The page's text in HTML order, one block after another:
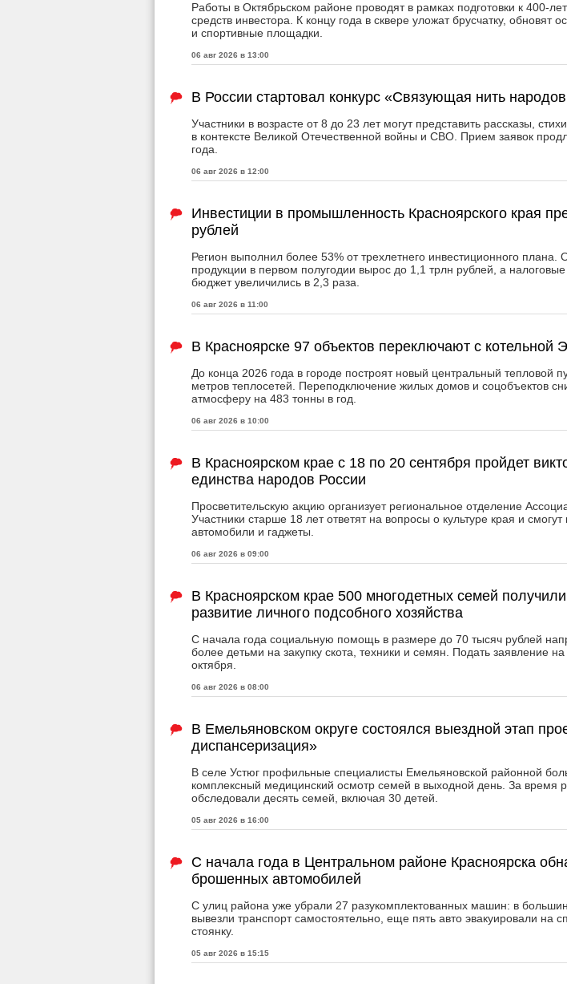
Работы в Октябрьском районе проводят в рамках подготовки к 400-
средств инвестора. К концу года в сквере уложат брусчатку, обновят
и спортивные площадки.
06 авг 2026 в 13:00
В России стартовал конкурс «Связующая нить
Участники в возрасте от 8 до 23 лет могут представить рассказы,
в контексте Великой Отечественной войны и СВО. Прием заявок
года.
06 авг 2026 в 12:00
Инвестиции в промышленность Красноярского края
рублей
Регион выполнил более 53% от трехлетнего инвестиционного плана.
продукции в первом полугодии вырос до 1,1 трлн рублей, а
бюджет увеличились в 2,3 раза.
06 авг 2026 в 11:00
В Красноярске 97 объектов переключают с
До конца 2026 года в городе построят новый центральный тепловой
метров теплосетей. Переподключение жилых домов и соцобъектов
атмосферу на 483 тонны в год.
06 авг 2026 в 10:00
В Красноярском крае с 18 по 20 сентября пройдет
единства народов России
Просветительскую акцию организует региональное отделение
Участники старше 18 лет ответят на вопросы о культуре края и смогут
автомобили и гаджеты.
06 авг 2026 в 09:00
В Красноярском крае 500 многодетных семей
развитие личного подсобного хозяйства
С начала года социальную помощь в размере до 70 тысяч рублей
более детьми на закупку скота, техники и семян. Подать заявление
октября.
06 авг 2026 в 08:00
В Емельяновском округе состоялся выездной этап
диспансеризация»
В селе Устюг профильные специалисты Емельяновской районной
комплексный медицинский осмотр семей в выходной день. За время
обследовали десять семей, включая 30 детей.
05 авг 2026 в 16:00
С начала года в Центральном районе Красноярска
брошенных автомобилей
С улиц района уже убрали 27 разукомплектованных машин: в
вывезли транспорт самостоятельно, еще пять авто эвакуировали на
стоянку.
05 авг 2026 в 15:15